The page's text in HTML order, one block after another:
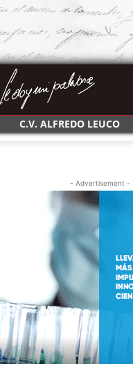
C.V. ALFREDO LEUCO
- Advertisement -